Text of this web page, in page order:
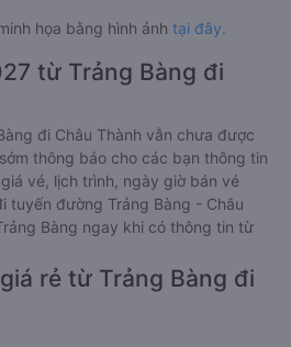
họa bằng hình ảnh tại đây.
từ Trảng Bàng đi
đi Châu Thành vẫn chưa được
thông báo cho các bạn thông tin
vé, lịch trình, ngày giờ bán vé
tuyến đường Trảng Bàng - Châu
Bàng ngay khi có thông tin từ
rẻ từ Trảng Bàng đi